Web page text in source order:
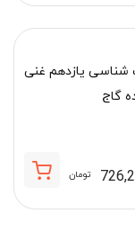
230,000 تومانتومان.
یازدهم غنی
گاج
تومان